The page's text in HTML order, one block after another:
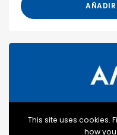
Inscripciones no están
This site uses cookies.
how